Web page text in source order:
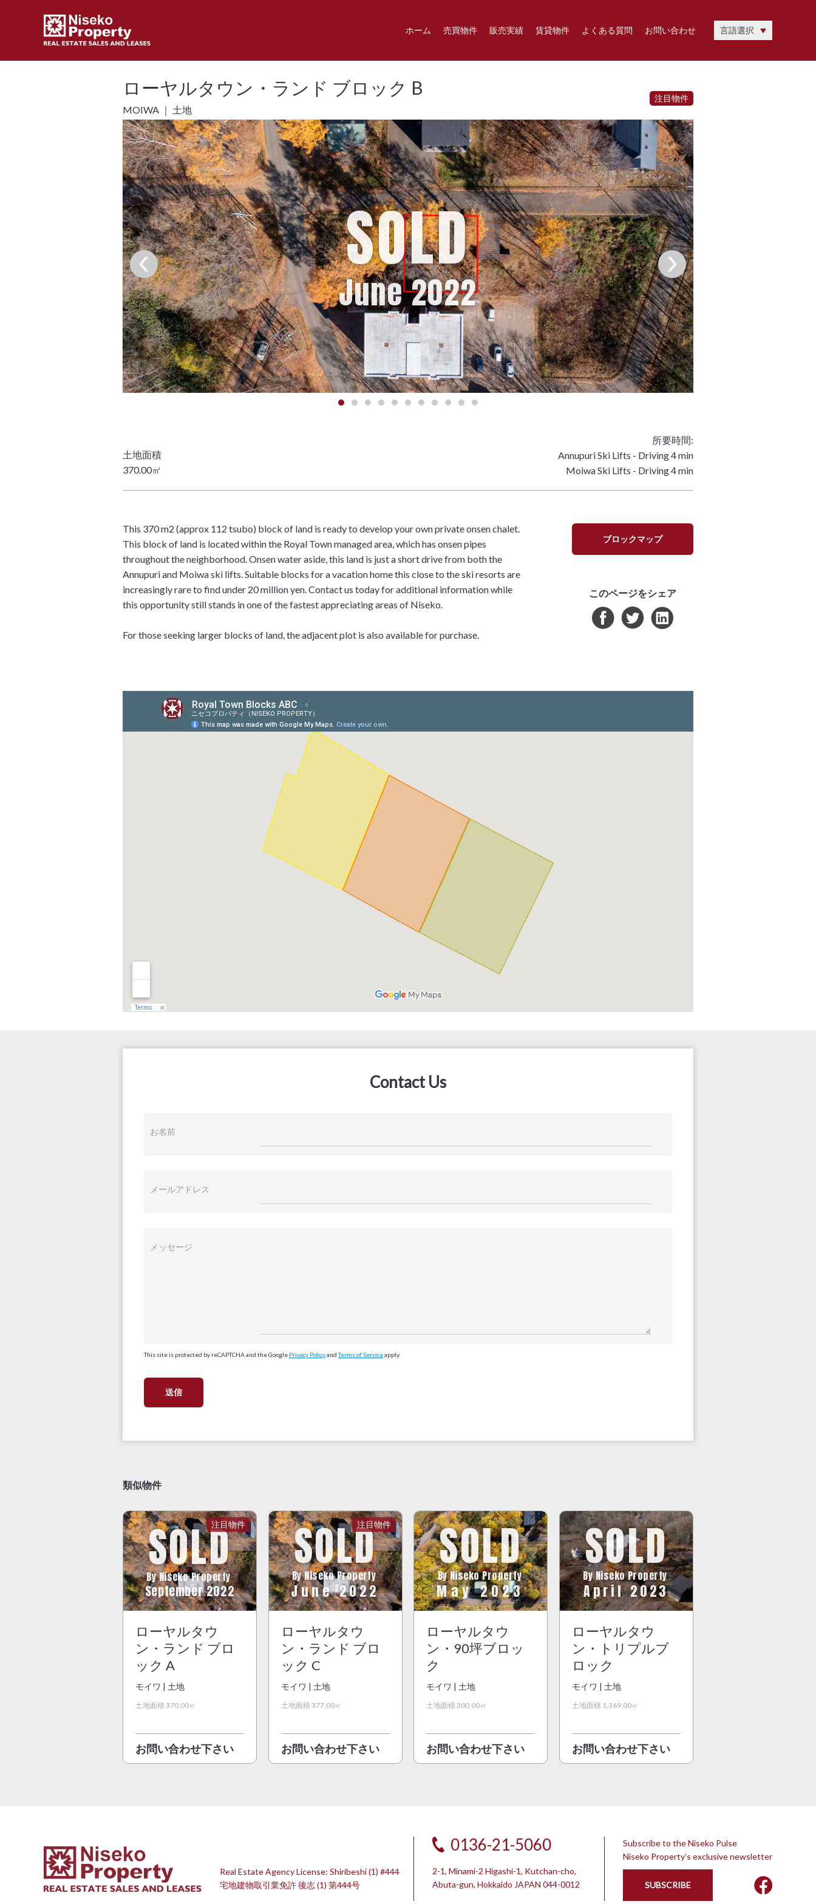
ホーム 売買物件 販売実績 賃貸物件 よくある質問 お問い合わせ 言語選択
ローヤルタウン・ランド ブロック B
MOIWA ｜ 土地
注目物件
SOLD
June 2022
370.00㎡
所要時間:
Annupuri Ski Lifts - Driving 4 min
Moiwa Ski Lifts - Driving 4 min
This 370 m2 (approx 112 tsubo) block of land is ready to develop your own private onsen chalet.
This block of land is located within the Royal Town managed area, which has onsen pipes
throughout the neighborhood. Onsen water aside, this land is just a short drive from both the
Annupuri and Moiwa ski lifts. Suitable blocks for a vacation home this close to the ski resorts are
increasingly rare to find under 20 million yen. Contact us today for additional information while
this opportunity still stands in one of the fastest appreciating areas of Niseko.
For those seeking larger blocks of land, the adjacent plot is also available for purchase.
ブロックマップ
このページをシェア
Contact Us
お名前
メールアドレス
メッセージ
This site is protected by reCAPTCHA and the Google Privacy PolicyandTerms of Serviceapply.
類似物件
SOLD
By Niseko Property
September 2022
ローヤルタウ
ン・ランド ブロ
ック A
モイワ | 土地
土地面積 370.00㎡
お問い合わせ下さい
SOLD
By Niseko Property
June 2022
ローヤルタウ
ン・ランド ブロ
ック C
モイワ | 土地
土地面積 377.00㎡
お問い合わせ下さい
SOLD
By Niseko Property
May 2023
ローヤルタウ
ン・90坪ブロッ
ク
モイワ | 土地
土地面積 300.00㎡
お問い合わせ下さい
SOLD
By Niseko Property
April 2023
ローヤルタウ
ン・トリプルブ
ロック
モイワ | 土地
土地面積 1,369.00㎡
お問い合わせ下さい
Real Estate Agency License: Shiribeshi (1) #444
宅地建物取引業免許 後志 (1) 第444号
0136-21-5060
2-1, Minami-2 Higashi-1, Kutchan-cho,
Abuta-gun, Hokkaido JAPAN 044-0012
Subscribe to the Niseko Pulse
Niseko Property’s exclusive newsletter
SUBSCRIBE